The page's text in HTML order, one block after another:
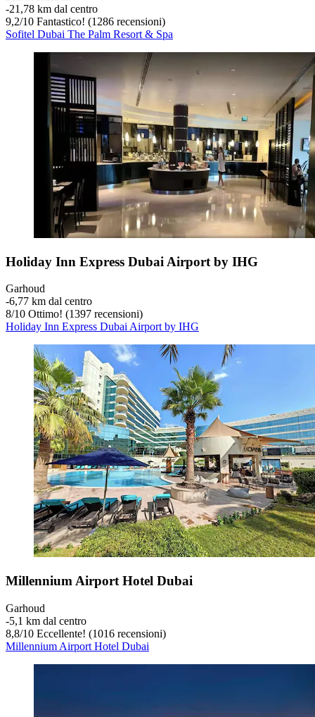
‐21,78 km dal centro
9,2/10 Fantastico! (1286 recensioni)
Sofitel Dubai The Palm Resort & Spa
Holiday Inn Express Dubai Airport by IHG
Garhoud
‐6,77 km dal centro
8/10 Ottimo! (1397 recensioni)
Holiday Inn Express Dubai Airport by IHG
Millennium Airport Hotel Dubai
Garhoud
‐5,1 km dal centro
8,8/10 Eccellente! (1016 recensioni)
Millennium Airport Hotel Dubai